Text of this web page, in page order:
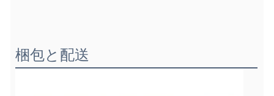
梱包と配送